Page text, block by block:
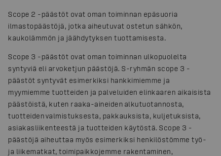
Scope 2 -päästöt ovat oman toiminnan epäsuoria
ilmastopäästöjä, jotka aiheutuvat ostetun sähkön,
kaukolämmön ja jäähdytyksen tuottamisesta.
Scope 3 -päästöt ovat oman toiminnan ulkopuolelta
syntyviä eli arvoketjun päästöjä. S-ryhmän scope 3 -
päästöt syntyvät esimerkiksi hankkimiemme ja
myymiemme tuotteiden ja palveluiden elinkaaren aikaisista
päästöistä, kuten raaka-aineiden alkutuotannosta,
tuotteiden valmistuksesta, pakkauksista, kuljetuksista,
asiakasliikenteestä ja tuotteiden käytöstä. Scope 3 -
päästöjä aiheuttaa myös esimerkiksi henkilöstömme työ-
ja liikematkat, toimipaikkojemme rakentaminen,